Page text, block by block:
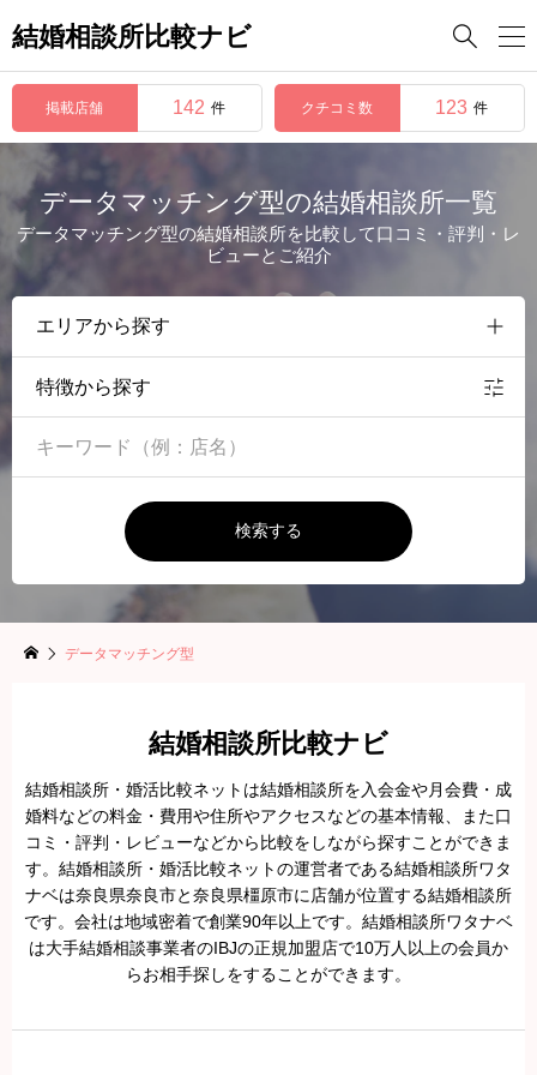
結婚相談所比較ナビ 
掲載店舗 142 件 クチコミ数 123 件
データマッチング型の結婚相談所一覧
データマッチング型の結婚相談所を比較して口コミ・評判・レ
ビューとご紹介
特徴から探す
検索する
データマッチング型
結婚相談所比較ナビ
結婚相談所・婚活比較ネットは結婚相談所を入会金や月会費・成
婚料などの料金・費用や住所やアクセスなどの基本情報、また口
コミ・評判・レビューなどから比較をしながら探すことができま
す。結婚相談所・婚活比較ネットの運営者である結婚相談所ワタ
ナベは奈良県奈良市と奈良県橿原市に店舗が位置する結婚相談所
です。会社は地域密着で創業90年以上です。結婚相談所ワタナベ
は大手結婚相談事業者のIBJの正規加盟店で10万人以上の会員か
らお相手探しをすることができます。